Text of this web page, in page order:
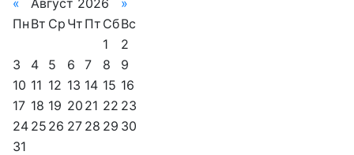
«
Август 2026
»
Пн Вт Ср Чт Пт СбВс
1
2
3
4 5 6 7 8
9
10 11 12 13 14 15 16
17 18 19 20 21 22 23
24 25 26 27 28 29 30
31